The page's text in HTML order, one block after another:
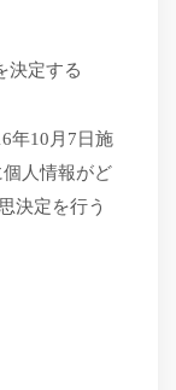
決定する
年10月7日施
人情報がど
決定を行う